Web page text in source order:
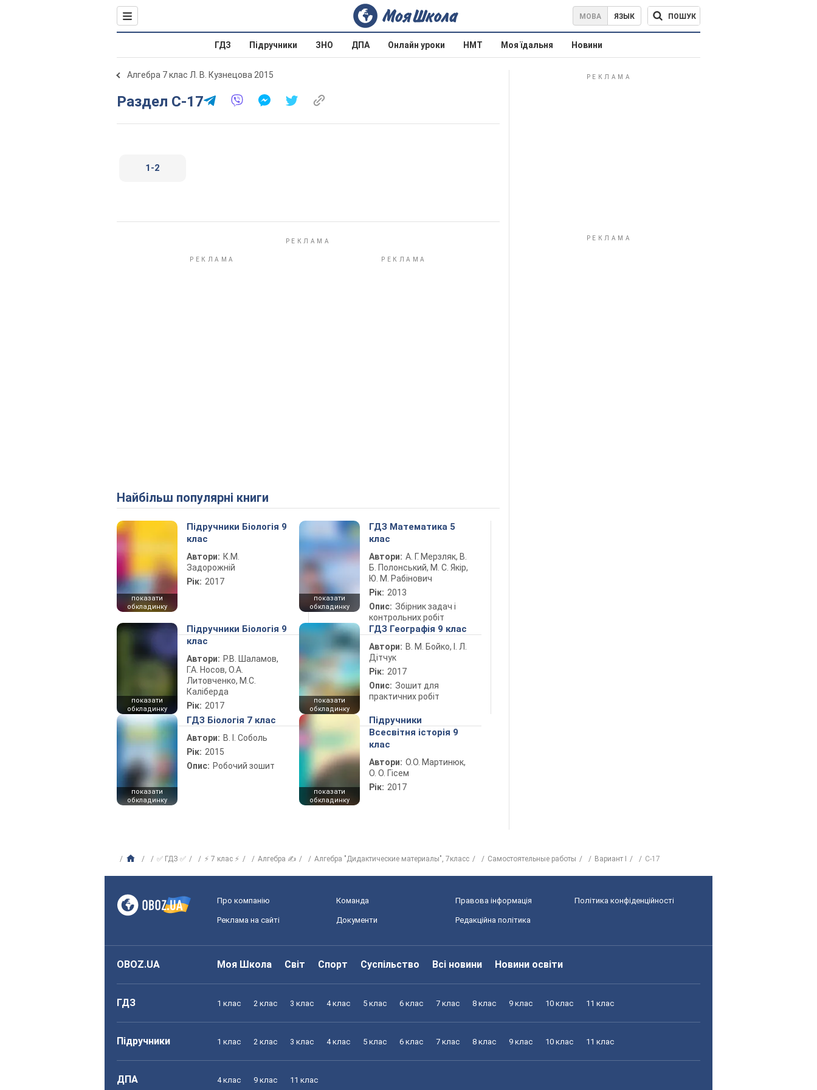
МОВА ЯЗЫК ПОШУК
ГДЗ Підручники ЗНО ДПА Онлайн уроки НМТ Моя їдальня Новини
Алгебра 7 клас Л. В. Кузнецова 2015
Раздел С-17
1-2
Найбільш популярні книги
показати
обкладинку
Підручники Біологія 9
клас
Автори: К.М.
Задорожній
Рік: 2017
показати
обкладинку
ГДЗ Математика 5
клас
Автори: А. Г. Мерзляк, В.
Б. Полонський, М. С. Якір,
Ю. М. Рабінович
Рік: 2013
Опис: Збірник задач і
контрольних робіт
показати
обкладинку
Підручники Біологія 9
клас
Автори: Р.В. Шаламов,
Г.А. Носов, О.А.
Литовченко, М.С.
Каліберда
Рік: 2017
показати
обкладинку
ГДЗ Географія 9 клас
Автори: В. М. Бойко, І. Л.
Дітчук
Рік: 2017
Опис: Зошит для
практичних робіт
показати
обкладинку
ГДЗ Біологія 7 клас
Автори: В. І. Соболь
Рік: 2015
Опис: Робочий зошит
показати
обкладинку
Підручники
Всесвітня історія 9
клас
Автори: О.О. Мартинюк,
О. О. Гісем
Рік: 2017
✅ ГДЗ ✅ ⚡ 7 клас ⚡ Алгебра ✍ Алгебра "Дидактические материалы", 7класс Самостоятельные работы Вариант I С-17
Про компанію Команда Правова інформація Політика конфіденційності
Реклама на сайті Документи Редакційна політика
OBOZ.UA Моя Школа Світ Спорт Суспільство Всі новини Новини освіти
ГДЗ 1 клас 2 клас 3 клас 4 клас 5 клас 6 клас 7 клас 8 клас 9 клас 10 клас 11 клас
Підручники 1 клас 2 клас 3 клас 4 клас 5 клас 6 клас 7 клас 8 клас 9 клас 10 клас 11 клас
ДПА 4 клас 9 клас 11 клас